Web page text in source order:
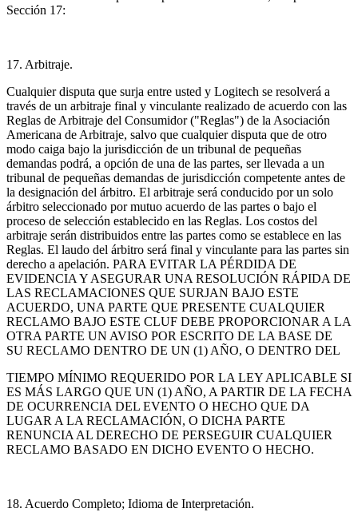
Sección 17:
17. Arbitraje.
Cualquier disputa que surja entre usted y Logitech se resolverá a
través de un arbitraje final y vinculante realizado de acuerdo con las
Reglas de Arbitraje del Consumidor ("Reglas") de la Asociación
Americana de Arbitraje, salvo que cualquier disputa que de otro
modo caiga bajo la jurisdicción de un tribunal de pequeñas
demandas podrá, a opción de una de las partes, ser llevada a un
tribunal de pequeñas demandas de jurisdicción competente antes de
la designación del árbitro. El arbitraje será conducido por un solo
árbitro seleccionado por mutuo acuerdo de las partes o bajo el
proceso de selección establecido en las Reglas. Los costos del
arbitraje serán distribuidos entre las partes como se establece en las
Reglas. El laudo del árbitro será final y vinculante para las partes sin
derecho a apelación. PARA EVITAR LA PÉRDIDA DE
EVIDENCIA Y ASEGURAR UNA RESOLUCIÓN RÁPIDA DE
LAS RECLAMACIONES QUE SURJAN BAJO ESTE
ACUERDO, UNA PARTE QUE PRESENTE CUALQUIER
RECLAMO BAJO ESTE CLUF DEBE PROPORCIONAR A LA
OTRA PARTE UN AVISO POR ESCRITO DE LA BASE DE
SU RECLAMO DENTRO DE UN (1) AÑO, O DENTRO DEL
TIEMPO MÍNIMO REQUERIDO POR LA LEY APLICABLE SI
ES MÁS LARGO QUE UN (1) AÑO, A PARTIR DE LA FECHA
DE OCURRENCIA DEL EVENTO O HECHO QUE DA
LUGAR A LA RECLAMACIÓN, O DICHA PARTE
RENUNCIA AL DERECHO DE PERSEGUIR CUALQUIER
RECLAMO BASADO EN DICHO EVENTO O HECHO.
18. Acuerdo Completo; Idioma de Interpretación.